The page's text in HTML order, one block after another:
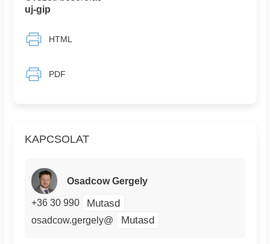
KAPCSOLAT
Osadcow Gergely
+36 30 990 Mutasd
osadcow.gergely@ Mutasd
uj-gip
HTML
PDF